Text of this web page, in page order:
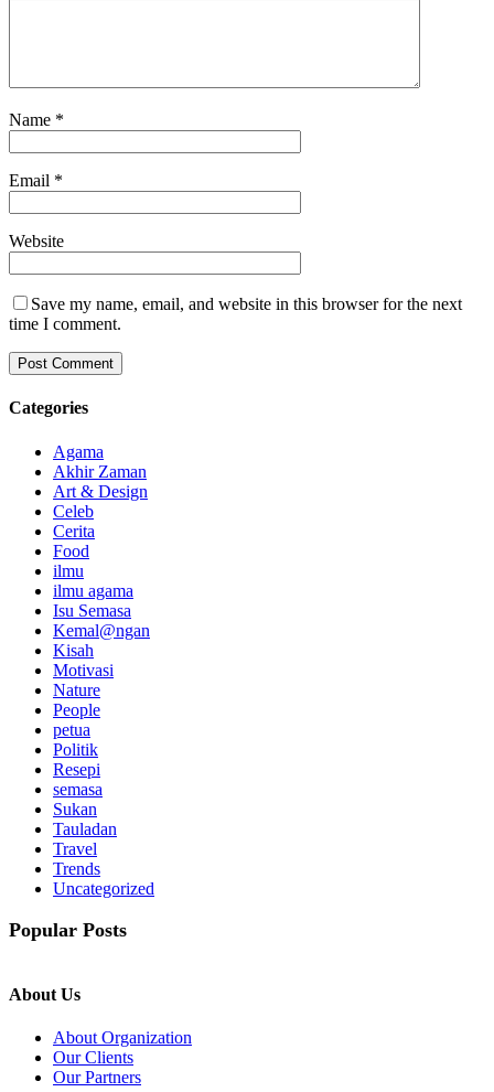
Name *
Email *
Website
Save my name, email, and website in this browser for the next
time I comment.
Categories
Agama
Akhir Zaman
Art & Design
Celeb
Cerita
Food
ilmu
ilmu agama
Isu Semasa
Kemal@ngan
Kisah
Motivasi
Nature
People
petua
Politik
Resepi
semasa
Sukan
Tauladan
Travel
Trends
Uncategorized
Popular Posts
About Us
About Organization
Our Clients
Our Partners